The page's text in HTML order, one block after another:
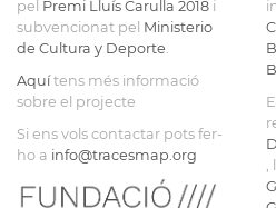
pel Premi Lluís Carulla 2018 i
subvencionat pel Ministerio
de Cultura y Deporte
Aquítens més informació
sobre el projecte
Si ens vols contactar pots fer-
ho a info@tracesmap.org
,